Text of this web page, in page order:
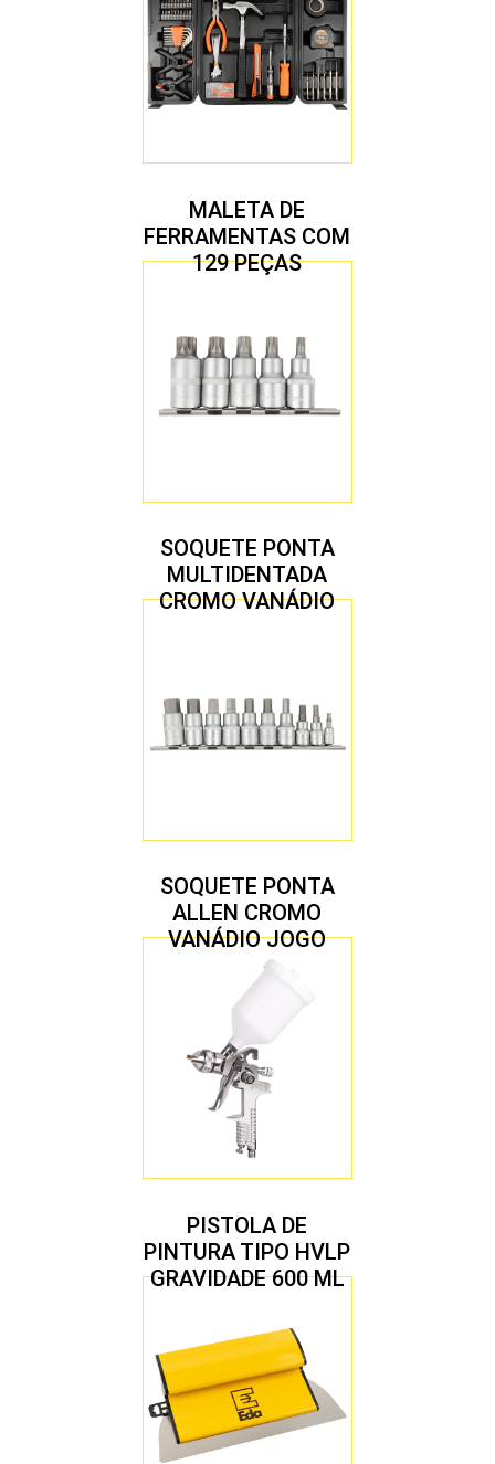
MALETA DE
FERRAMENTAS COM
129 PEÇAS
SOQUETE PONTA
MULTIDENTADA
CROMO VANÁDIO
SOQUETE PONTA
ALLEN CROMO
VANÁDIO JOGO
COM 10 PEÇAS
PISTOLA DE
PINTURA TIPO HVLP
GRAVIDADE 600 ML
1,7 MM